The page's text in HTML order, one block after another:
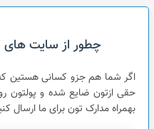
چطور از سایت
اگر شما هم جزو کسانی هستین
بهمراه مدارک تون برای ما ارسال